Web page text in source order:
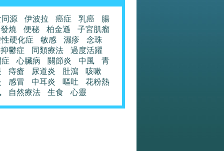
源 伊波拉 癌症 乳癌
腸
發燒
便秘 柏金遜
子宮肌瘤
硬化症
敏感 濕疹
念珠
抑鬱症
同類療法
過度活躍
心臟病 關節炎 中風
青
痔瘡 尿道炎 肚瀉
咳嗽
感冒 中耳炎 嘔吐
花粉熱
自然療法 生食 心靈